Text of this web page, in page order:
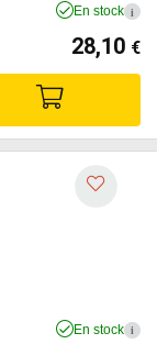
En stock i
28,10 €
En stock i